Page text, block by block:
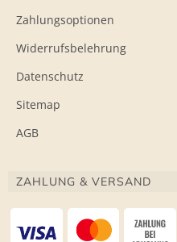
Zahlungsoptionen
Widerrufsbelehrung
Datenschutz
Sitemap
AGB
ZAHLUNG & VERSAND